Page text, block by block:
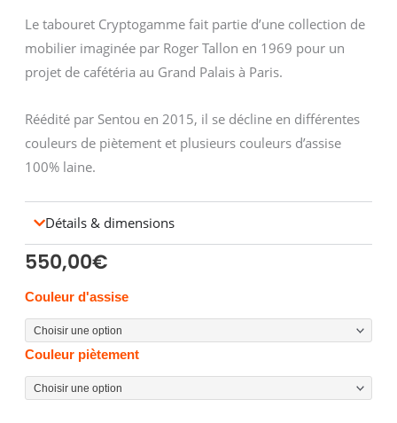
Le tabouret Cryptogamme fait partie d’une collection de
mobilier imaginée par Roger Tallon en 1969 pour un
projet de cafétéria au Grand Palais à Paris.
Réédité par Sentou en 2015, il se décline en différentes
couleurs de piètement et plusieurs couleurs d’assise
100% laine.
Détails & dimensions
550,00€
Couleur d'assise
Couleur piètement
quantité
de
TABOURET
CRYPTOGAMME
POP